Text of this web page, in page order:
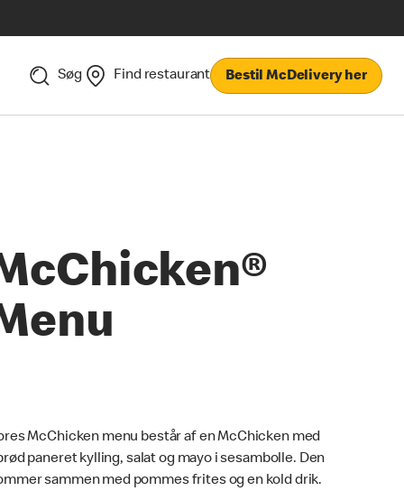
Søg Find restaurant Bestil McDelivery her
McChicken menu består af en McChicken med
paneret kylling, salat og mayo i sesambolle. Den
sammen med pommes frites og en kold drik.